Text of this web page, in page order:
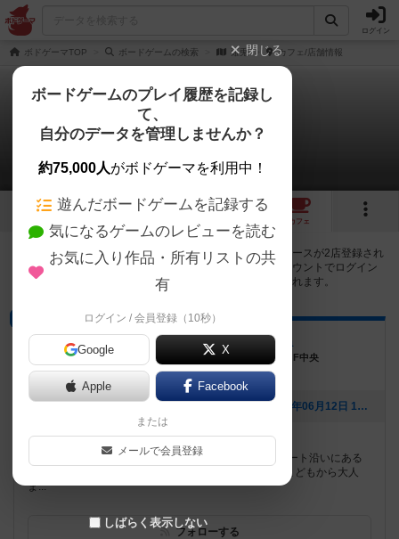
ログイン
ボドゲーマTOP ボードゲームの検索 薙兎 カフェ/店舗情報
薙兎
2店のカフェ/スペースが提供中
1
カフェ
薙兎で遊ぶことができるボードゲームカフェ・プレイスペースが2店登録され
ています。公開プロフィールの都道府県が設定されたアカウントでログイン
すると、同じ都道府県内の店舗に絞り込むボタンが表示されます。
ボードゲームカフェ
絵本と遊びの喫茶店 ikicia
静岡県浜松市中区佐鳴台4-37-23 佐鳴台ヒルズ１F中央
[NEW] マーダーミステリー 『優しい死神の席』（2024年06月12日 15時47分）
遊べるボードゲーム
絵本と遊びの喫茶店ikiciaは、佐鳴台のホワイトストリート沿いにある
ボードゲームと絵本を楽しむ事ができるカフェです。こどもから大人
ま...
フォローする
閉じる
ボードゲームのプレイ履歴を記録し
て、
自分のデータを管理しませんか？
約75,000人がボドゲーマを利用中！
遊んだボードゲームを記録する
気になるゲームのレビューを読む
お気に入り作品・所有リストの共
有
ログイン / 会員登録（10秒）
Google X
Apple Facebook
または
メールで会員登録
しばらく表示しない